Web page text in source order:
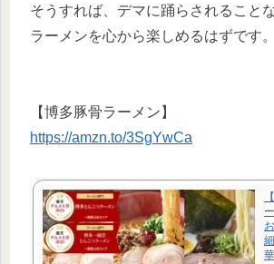
そうすれば、デマに踊らされること
ラーメンを心から楽しめるはずです。
【博多豚骨ラーメン】
https://amzn.to/3SgYwCa